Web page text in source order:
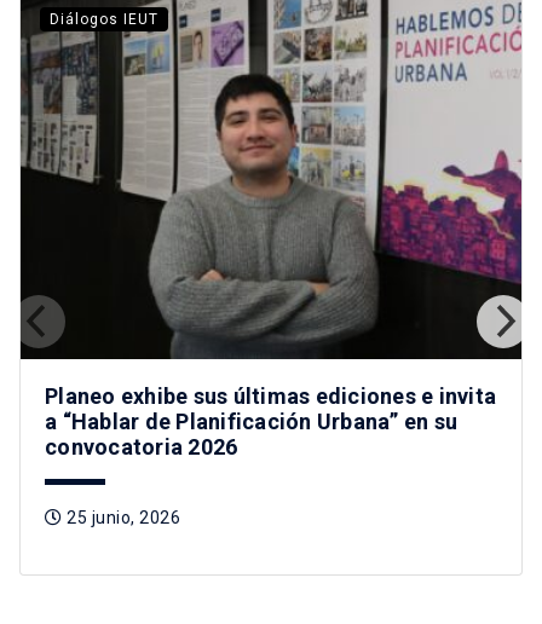
Diálogos IEUT
Planeo exhibe sus últimas ediciones e invita
a “Hablar de Planificación Urbana” en su
convocatoria 2026
25 junio, 2026